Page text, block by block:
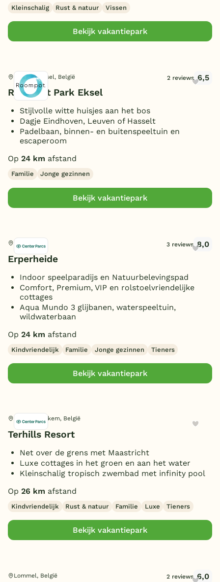
Kleinschalig Rust & natuur Vissen
Bekijk vakantiepark
Hechtel-Eksel, België 2 reviews 6,5
Roompot Park Eksel
Stijlvolle witte huisjes aan het bos
Dagje Eindhoven, Leuven of Hasselt
Padelbaan, binnen- en buitenspeeltuin en
escaperoom
Op 24 km afstand
Familie Jonge gezinnen
Bekijk vakantiepark
Peer, België 3 reviews 8,0
Erperheide
Indoor speelparadijs en Natuurbelevingspad
Comfort, Premium, VIP en rolstoelvriendelijke
cottages
Aqua Mundo 3 glijbanen, waterspeeltuin,
wildwaterbaan
Op 24 km afstand
Kindvriendelijk Familie Jonge gezinnen Tieners
Bekijk vakantiepark
Dilsen-Stokkem, België
Terhills Resort
Net over de grens met Maastricht
Luxe cottages in het groen en aan het water
Kleinschalig tropisch zwembad met infinity pool
Op 26 km afstand
Kindvriendelijk Rust & natuur Familie Luxe Tieners
Bekijk vakantiepark
Lommel, België 2 reviews 6,0